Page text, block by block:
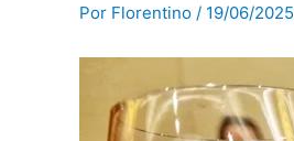
Por Florentino / 19/06/2025